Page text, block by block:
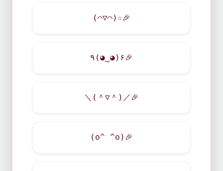
(⌒▽⌒)☆🎉
٩(◕‿◕)۶ 🎉
＼(＾▽＾)／ 🎉
(o^ ^o) 🎉